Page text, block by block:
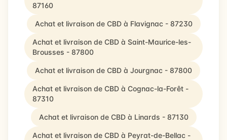
87160
Achat et livraison de CBD à Flavignac - 87230
Achat et livraison de CBD à Saint-Maurice-les-
Brousses - 87800
Achat et livraison de CBD à Jourgnac - 87800
Achat et livraison de CBD à Cognac-la-Forêt -
87310
Achat et livraison de CBD à Linards - 87130
Achat et livraison de CBD à Peyrat-de-Bellac -